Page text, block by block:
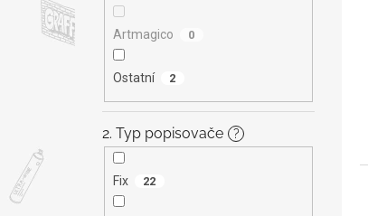
Artmagico 0
Ostatní 2
2. Typ popisovače ?
Fix 22